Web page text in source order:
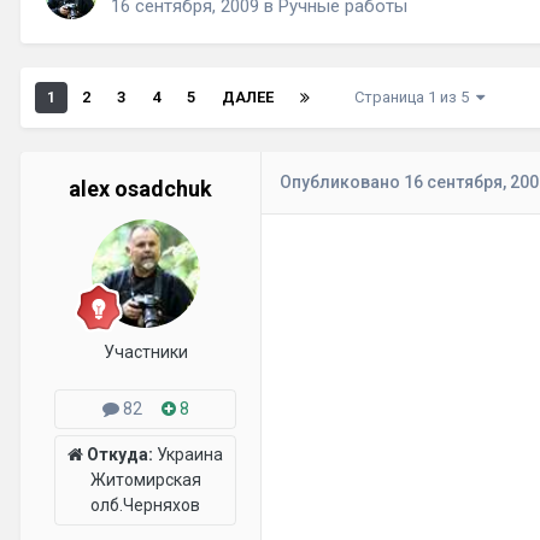
16 сентября, 2009 в Ручные работы
1 2 3 4 5 ДАЛЕЕ Страница 1 из 5
alex osadchuk
Участники
82 8
Откуда: Украина
Житомирская
олб.Черняхов
Опубликовано 16 сентября,